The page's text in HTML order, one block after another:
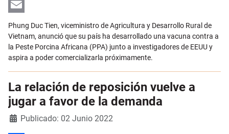
LinkedIn
Email
Phung Duc Tien, viceministro de Agricultura y Desarrollo Rural de
Vietnam, anunció que su país ha desarrollado una vacuna contra a
la Peste Porcina Africana (PPA) junto a investigadores de EEUU y
aspira a poder comercializarla próximamente.
La relación de reposición vuelve a
jugar a favor de la demanda
DetallesPublicado: 02 Junio 2022